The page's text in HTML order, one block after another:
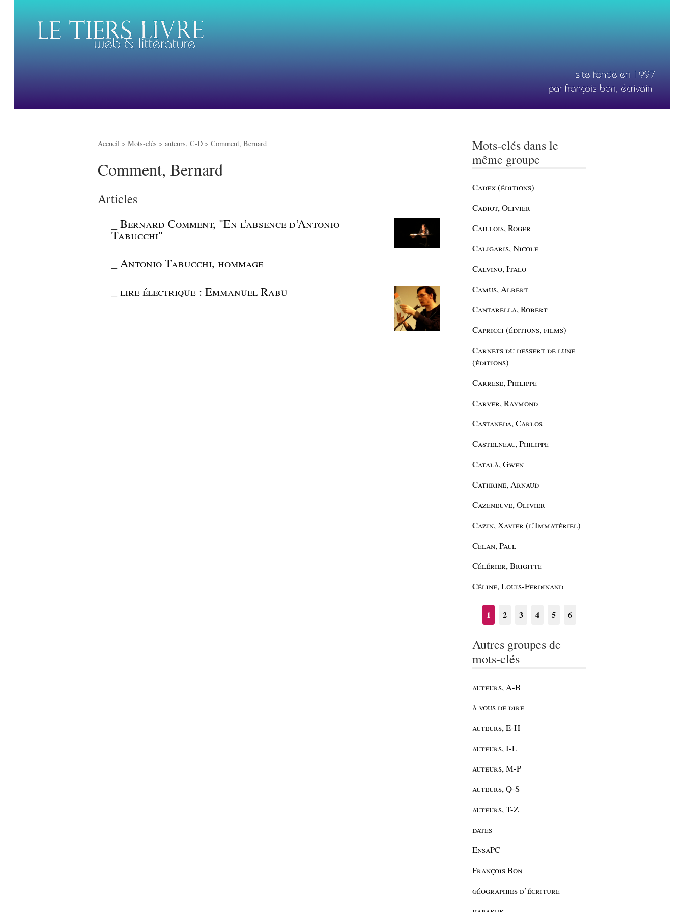
Accueil > Mots-clés > auteurs, C-D > Comment, Bernard
Comment, Bernard
Articles
Bernard Comment, "En l’absence d’Antonio
Tabucchi"
Antonio Tabucchi, hommage
lire électrique : Emmanuel Rabu
Mots-clés dans le
même groupe
Cadex (éditions)
Cadiot, Olivier
Caillois, Roger
Caligaris, Nicole
Calvino, Italo
Camus, Albert
Cantarella, Robert
Capricci (éditions, films)
Carnets du dessert de lune
(éditions)
Carrese, Philippe
Carver, Raymond
Castaneda, Carlos
Castelneau, Philippe
Català, Gwen
Cathrine, Arnaud
Cazeneuve, Olivier
Cazin, Xavier (l’Immatériel)
Celan, Paul
Célérier, Brigitte
Céline, Louis-Ferdinand
1 2 3 4 5 6
Autres groupes de
mots-clés
auteurs, A-B
à vous de dire
auteurs, E-H
auteurs, I-L
auteurs, M-P
auteurs, Q-S
auteurs, T-Z
dates
EnsaPC
François Bon
géographies d’écriture